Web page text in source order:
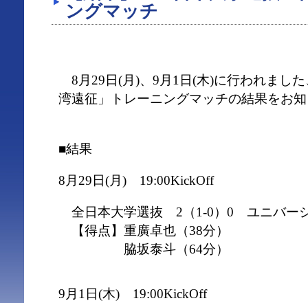
ングマッチ
8月29日(月)、9月1日(木)に行われまし
湾遠征」トレーニングマッチの結果をお
■結果
8月29日(月) 19:00KickOff
全日本大学選抜 2（1-0）0 ユニバー
【得点】重廣卓也（38分）
脇坂泰斗（64分）
9月1日(木) 19:00KickOff